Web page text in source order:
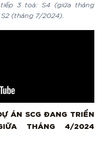
3 toà: S4 (giữa tháng
(tháng 7/2024).
ÁN SCG ĐANG TRIỂN
THÁNG 4/2024